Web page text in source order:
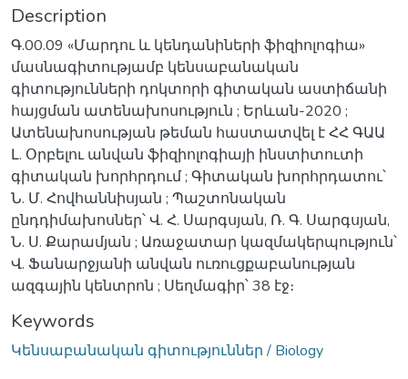
Description
Գ.00.09 «Մարդու և կենդանիների ֆիզիոլոգիա»
մասնագիտությամբ կենսաբանական
գիտությունների դոկտորի գիտական աստիճանի
հայցման ատենախոսություն ; Երևան-2020 ;
Ատենախոսության թեման հաստատվել է ՀՀ ԳԱԱ
Լ. Օրբելու անվան ֆիզիոլոգիայի ինստիտուտի
գիտական խորհրդում ; Գիտական խորհրդատու՝
Ն. Մ. Հովհաննիսյան ; Պաշտոնական
ընդդիմախոսներ՝ Վ. Հ. Սարգսյան, Ռ. Գ. Սարգսյան,
Ն. Ս. Քարամյան ; Առաջատար կազմակերպություն՝
Վ. Ֆանարջյանի անվան ուռուցքաբանության
ազգային կենտրոն ; Սեղմագիր՝ 38 էջ։
Keywords
Կենսաբանական գիտություններ / Biology